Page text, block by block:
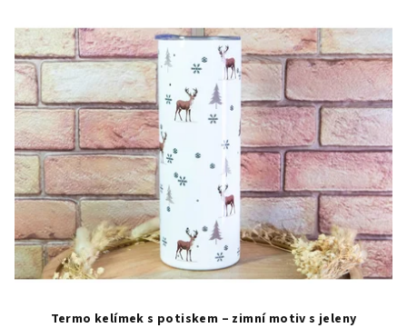
Termo kelímek s potiskem – zimní motiv s jeleny